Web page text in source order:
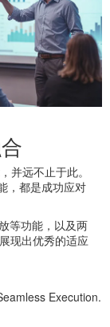
并远不止于此。
，都是成功应对
等功能，以及两
现出优秀的适应